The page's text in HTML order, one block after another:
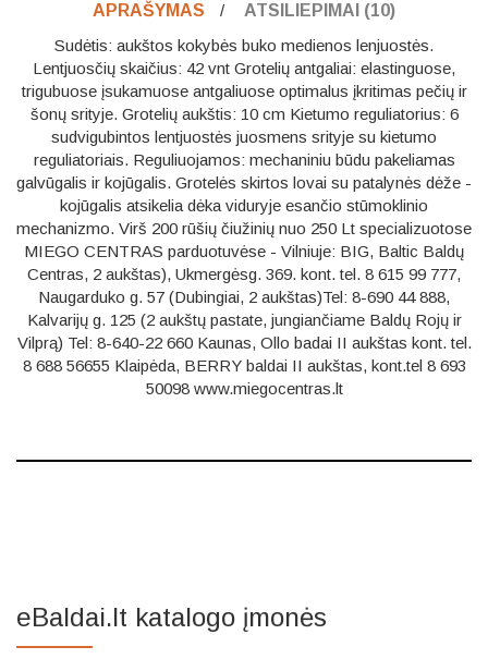
APRAŠYMAS
ATSILIEPIMAI (10)
Sudėtis: aukštos kokybės buko medienos lenjuostės.
Lentjuosčių skaičius: 42 vnt Grotelių antgaliai: elastinguose,
trigubuose įsukamuose antgaliuose optimalus įkritimas pečių ir
šonų srityje. Grotelių aukštis: 10 cm Kietumo reguliatorius: 6
sudvigubintos lentjuostės juosmens srityje su kietumo
reguliatoriais. Reguliuojamos: mechaniniu būdu pakeliamas
galvūgalis ir kojūgalis. Grotelės skirtos lovai su patalynės dėže -
kojūgalis atsikelia dėka viduryje esančio stūmoklinio
mechanizmo. Virš 200 rūšių čiužinių nuo 250 Lt specializuotose
MIEGO CENTRAS parduotuvėse - Vilniuje: BIG, Baltic Baldų
Centras, 2 aukštas), Ukmergėsg. 369. kont. tel. 8 615 99 777,
Naugarduko g. 57 (Dubingiai, 2 aukštas)Tel: 8-690 44 888,
Kalvarijų g. 125 (2 aukštų pastate, jungiančiame Baldų Rojų ir
Vilprą) Tel: 8-640-22 660 Kaunas, Ollo badai II aukštas kont. tel.
8 688 56655 Klaipėda, BERRY baldai II aukštas, kont.tel 8 693
50098 www.miegocentras.lt
eBaldai.lt katalogo įmonės